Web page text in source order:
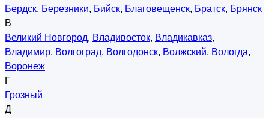
Бердск, Березники, Бийск, Благовещенск, Братск, Брянск
В
Великий Новгород, Владивосток, Владикавказ,
Владимир, Волгоград, Волгодонск, Волжский, Вологда,
Воронеж
Г
Грозный
Д